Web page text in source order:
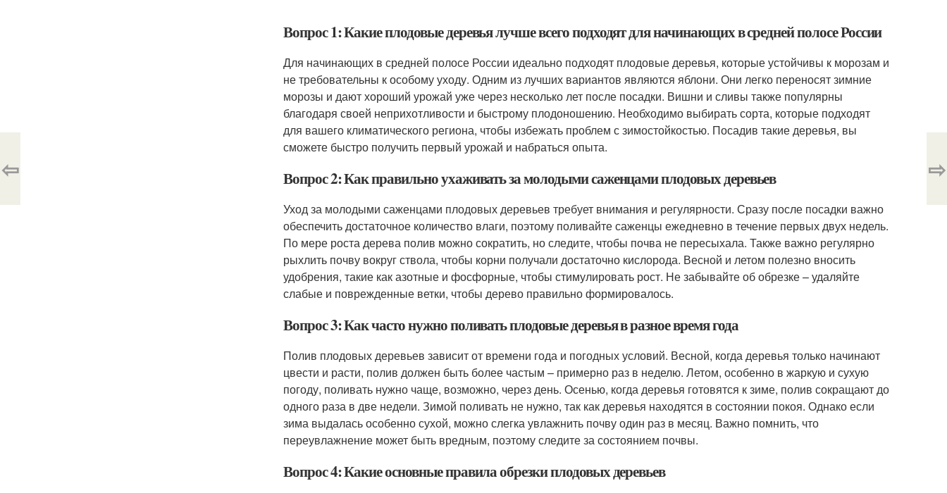
Вопрос 1: Какие плодовые деревья лучше всего подходят для начинающих в средней полосе России
Для начинающих в средней полосе России идеально подходят плодовые деревья, которые устойчивы к морозам и
не требовательны к особому уходу. Одним из лучших вариантов являются яблони. Они легко переносят зимние
морозы и дают хороший урожай уже через несколько лет после посадки. Вишни и сливы также популярны
благодаря своей неприхотливости и быстрому плодоношению. Необходимо выбирать сорта, которые подходят
для вашего климатического региона, чтобы избежать проблем с зимостойкостью. Посадив такие деревья, вы
сможете быстро получить первый урожай и набраться опыта.
Вопрос 2: Как правильно ухаживать за молодыми саженцами плодовых деревьев
Уход за молодыми саженцами плодовых деревьев требует внимания и регулярности. Сразу после посадки важно
обеспечить достаточное количество влаги, поэтому поливайте саженцы ежедневно в течение первых двух недель.
По мере роста дерева полив можно сократить, но следите, чтобы почва не пересыхала. Также важно регулярно
рыхлить почву вокруг ствола, чтобы корни получали достаточно кислорода. Весной и летом полезно вносить
удобрения, такие как азотные и фосфорные, чтобы стимулировать рост. Не забывайте об обрезке – удаляйте
слабые и поврежденные ветки, чтобы дерево правильно формировалось.
Вопрос 3: Как часто нужно поливать плодовые деревья в разное время года
Полив плодовых деревьев зависит от времени года и погодных условий. Весной, когда деревья только начинают
цвести и расти, полив должен быть более частым – примерно раз в неделю. Летом, особенно в жаркую и сухую
погоду, поливать нужно чаще, возможно, через день. Осенью, когда деревья готовятся к зиме, полив сокращают до
одного раза в две недели. Зимой поливать не нужно, так как деревья находятся в состоянии покоя. Однако если
зима выдалась особенно сухой, можно слегка увлажнить почву один раз в месяц. Важно помнить, что
переувлажнение может быть вредным, поэтому следите за состоянием почвы.
Вопрос 4: Какие основные правила обрезки плодовых деревьев
⇦ ⇨